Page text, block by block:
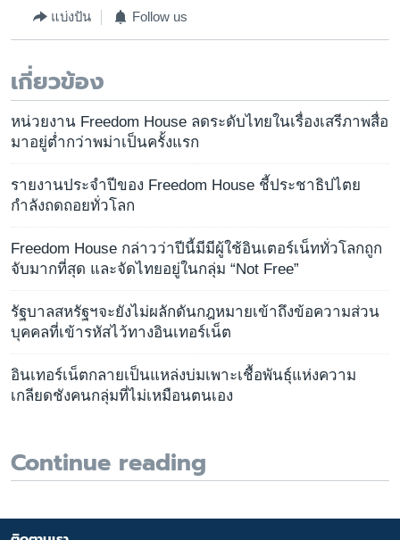
แบ่งปัน Follow us
เกี่ยวข้อง
หน่วยงาน Freedom House ลดระดับไทยในเรื่องเสรีภาพสื่อ
มาอยู่ต่ำกว่าพม่าเป็นครั้งแรก
รายงานประจำปีของ Freedom House ชี้ประชาธิปไตย
กำลังถดถอยทั่วโลก
Freedom House กล่าวว่าปีนี้มีมีผู้ใช้อินเตอร์เน็ททั่วโลกถูก
จับมากที่สุด และจัดไทยอยู่ในกลุ่ม “Not Free”
รัฐบาลสหรัฐฯจะยังไม่ผลักดันกฎหมายเข้าถึงข้อความส่วน
บุคคลที่เข้ารหัสไว้ทางอินเทอร์เน็ต
อินเทอร์เน็ตกลายเป็นแหล่งบ่มเพาะเชื้อพันธุ์แห่งความ
เกลียดชังคนกลุ่มที่ไม่เหมือนตนเอง
Continue reading